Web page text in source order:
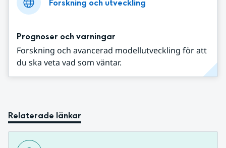
Forskning och utveckling
Prognoser och varningar
Forskning och avancerad modellutveckling för att
du ska veta vad som väntar.
Relaterade länkar